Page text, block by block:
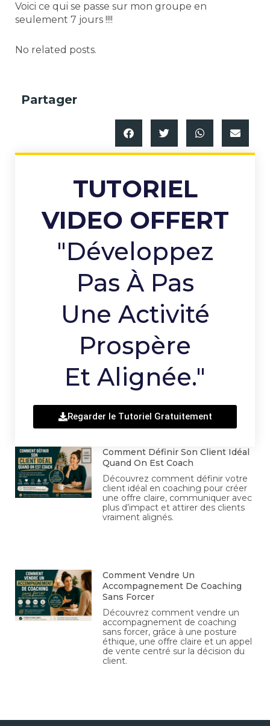
Voici ce qui se passe sur mon groupe en
seulement 7 jours !!!!
No related posts.
Partager
TUTORIEL
VIDEO OFFERT
"Développez
Pas À Pas
Une Activité
Prospère
Et Alignée."
Regarder le Tutoriel Gratuitement
Comment Définir Son Client Idéal
Quand On Est Coach
Découvrez comment définir votre
client idéal en coaching pour créer
une offre claire, communiquer avec
plus d’impact et attirer des clients
vraiment alignés.
Comment Vendre Un
Accompagnement De Coaching
Sans Forcer
Découvrez comment vendre un
accompagnement de coaching
sans forcer, grâce à une posture
éthique, une offre claire et un appel
de vente centré sur la décision du
client.